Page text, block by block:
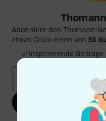
Abonniere den Thomann
etwas Glück einen von 50
Inspirierende Beiträge
Jetzt